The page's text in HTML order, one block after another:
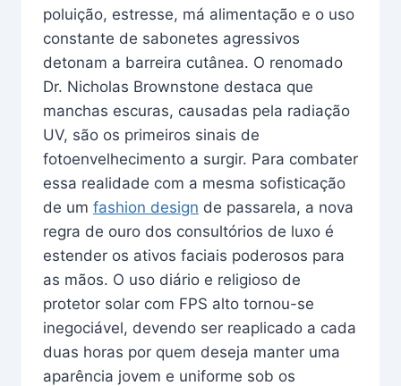
poluição, estresse, má alimentação e o uso
constante de sabonetes agressivos
detonam a barreira cutânea. O renomado
Dr. Nicholas Brownstone destaca que
manchas escuras, causadas pela radiação
UV, são os primeiros sinais de
fotoenvelhecimento a surgir. Para combater
essa realidade com a mesma sofisticação
de um fashion design de passarela, a nova
regra de ouro dos consultórios de luxo é
estender os ativos faciais poderosos para
as mãos. O uso diário e religioso de
protetor solar com FPS alto tornou-se
inegociável, devendo ser reaplicado a cada
duas horas por quem deseja manter uma
aparência jovem e uniforme sob os